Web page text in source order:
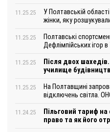
11.25.25
У Полтавській
жінки, яку
11.25.25
Полтавські
Дефлімпійських ігор в
11.25.25
Після двох
училище
11.25.25
На Полтавщині
відключень світла.
11.24.25
Пільговий тариф
право та як його